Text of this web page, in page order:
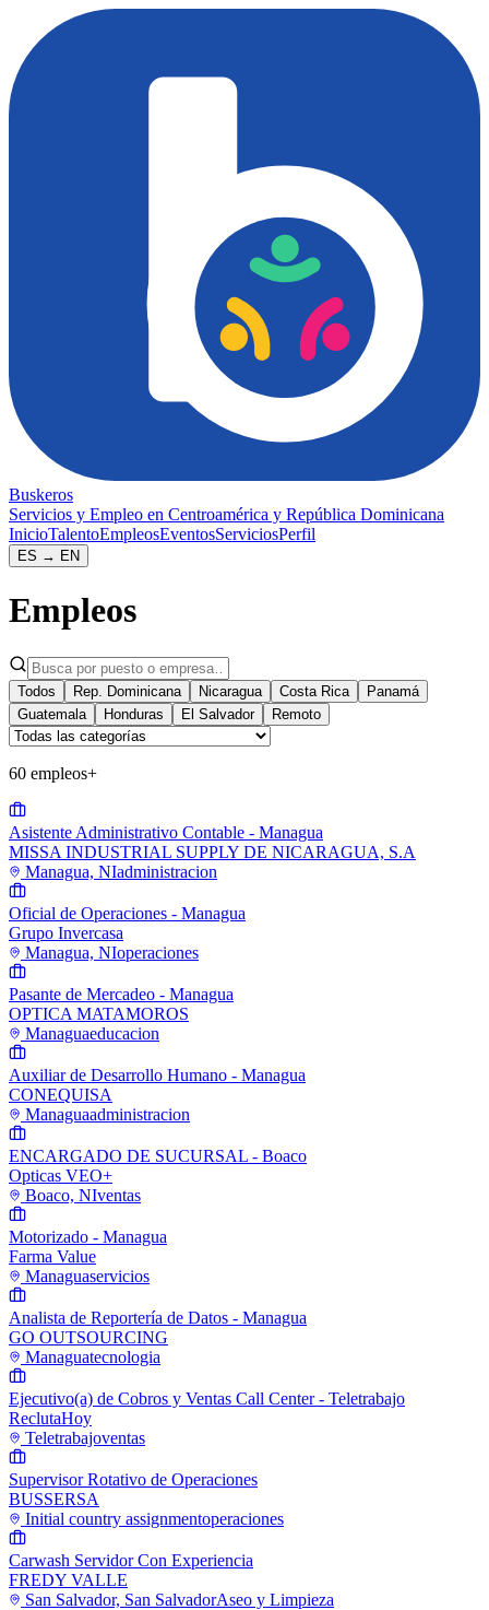
Buskeros
Servicios y Empleo en Centroamérica y República Dominicana
InicioTalentoEmpleosEventosServiciosPerfil
ES → EN
Empleos
Todos Rep. Dominicana Nicaragua Costa Rica
Panamá
Guatemala
Honduras El Salvador Remoto
60 empleos+
Asistente Administrativo Contable - Managua
MISSA INDUSTRIAL SUPPLY DE NICARAGUA, S.A
Managua, NIadministracion
Oficial de Operaciones - Managua
Grupo Invercasa
Managua, NIoperaciones
Pasante de Mercadeo - Managua
OPTICA MATAMOROS
Managuaeducacion
Auxiliar de Desarrollo Humano - Managua
CONEQUISA
Managuaadministracion
ENCARGADO DE SUCURSAL - Boaco
Opticas VEO+
Boaco, NIventas
Motorizado - Managua
Farma Value
Managuaservicios
Analista de Reportería de Datos - Managua
GO OUTSOURCING
Managuatecnologia
Ejecutivo(a) de Cobros y Ventas Call Center - Teletrabajo
ReclutaHoy
Teletrabajoventas
Supervisor Rotativo de Operaciones
BUSSERSA
Initial country assignmentoperaciones
Carwash Servidor Con Experiencia
FREDY VALLE
San Salvador, San SalvadorAseo y Limpieza